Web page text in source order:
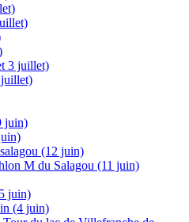
3 juillet)
juin)
(12 juin)
M du Salagou (11 juin)
juin)
(4 juin)